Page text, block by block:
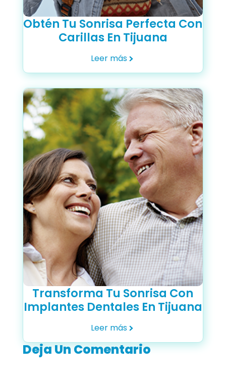
Obtén Tu Sonrisa Perfecta Con
Carillas En Tijuana
Leer más
Transforma Tu Sonrisa Con
Implantes Dentales En Tijuana
Leer más
Deja Un Comentario